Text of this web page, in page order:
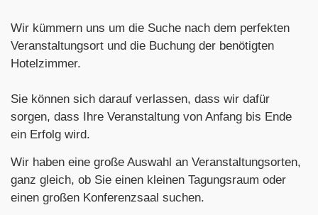
Wir kümmern uns um die Suche nach dem perfekten
Veranstaltungsort und die Buchung der benötigten
Hotelzimmer.
Sie können sich darauf verlassen, dass wir dafür
sorgen, dass Ihre Veranstaltung von Anfang bis Ende
ein Erfolg wird.
Wir haben eine große Auswahl an Veranstaltungsorten,
ganz gleich, ob Sie einen kleinen Tagungsraum oder
einen großen Konferenzsaal suchen.